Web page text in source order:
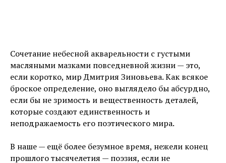
Сочетание небесной акварельности с густыми
масляными мазками повседневной жизни — это,
если коротко, мир Дмитрия Зиновьева. Как всякое
броское определение, оно выглядело бы абсурдно,
если бы не зримость и вещественность деталей,
которые создают единственность и
неподражаемость его поэтического мира.
В наше — ещё более безумное время, нежели конец
прошлого тысячелетия — поэзия, если не